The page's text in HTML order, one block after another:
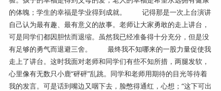
的体魄；学生的幸福是学业得到成就。 记得那是一次上台演讲
自己认为最有趣、最有意义的故事。老师让大家勇敢的走上讲台，
可是同学们都因胆怯而退缩。虽然我已经准备得十分充分，但是没
有足够的勇气而退避三舍。 最终我不知哪来的一股力量促使我
走上了讲台。这时我面对老师和同学们有些不知所措，两腿发软，
心里像有无数只小鹿“砰砰”乱跳。同学和老师用期待的目光等待着
我的发言。可是话到嘴边又咽下去，脸憋得通红，心想；“这下可出